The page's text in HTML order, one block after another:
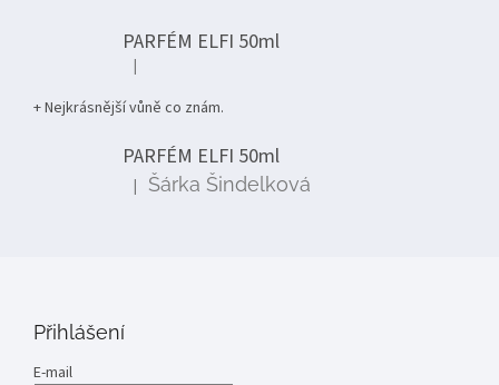
PARFÉM ELFI 50ml
Hodnocení produktu je 5 z 5 hvězdiček.
|
+ Nejkrásnější vůně co znám.
PARFÉM ELFI 50ml
Hodnocení produktu je 5 z 5 hvězdiček.
| Šárka Šindelková
Přihlášení
E-mail